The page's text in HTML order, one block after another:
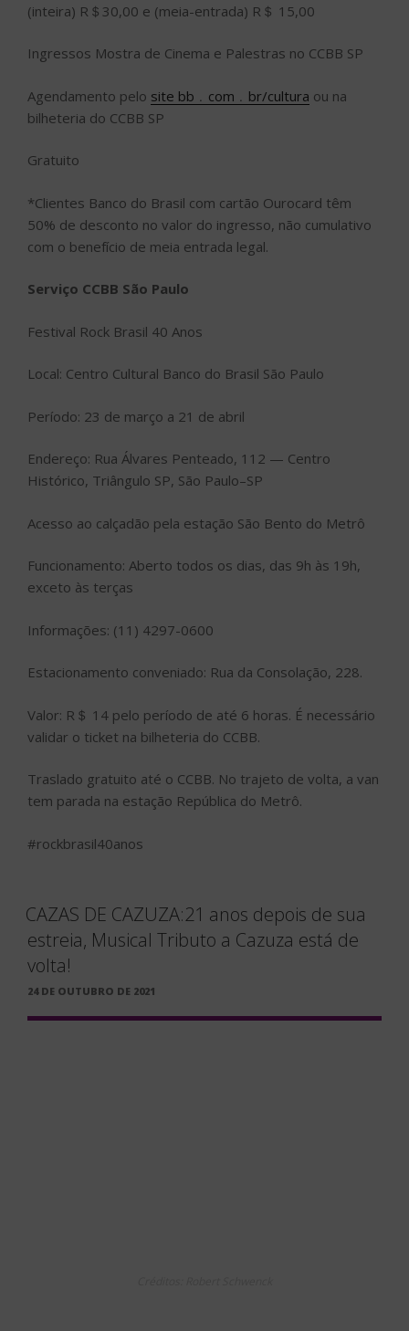
(inteira) R＄30,00 e (meia-entrada) R＄ 15,00
Ingressos Mostra de Cinema e Palestras no CCBB SP
Agendamento pelo site bb﹒com﹒br/cultura ou na
bilheteria do CCBB SP
Gratuito
*Clientes Banco do Brasil com cartão Ourocard têm
50% de desconto no valor do ingresso, não cumulativo
com o benefício de meia entrada legal.
Serviço CCBB São Paulo
Festival Rock Brasil 40 Anos
Local: Centro Cultural Banco do Brasil São Paulo
Período: 23 de março a 21 de abril
Endereço: Rua Álvares Penteado, 112 — Centro
Histórico, Triângulo SP, São Paulo–SP
Acesso ao calçadão pela estação São Bento do Metrô
Funcionamento: Aberto todos os dias, das 9h às 19h,
exceto às terças
Informações: (11) 4297-0600
Estacionamento conveniado: Rua da Consolação, 228.
Valor: R＄ 14 pelo período de até 6 horas. É necessário
validar o ticket na bilheteria do CCBB.
Traslado gratuito até o CCBB. No trajeto de volta, a van
tem parada na estação República do Metrô.
#rockbrasil40anos
CAZAS DE CAZUZA:21 anos depois de sua
estreia, Musical Tributo a Cazuza está de
volta!
PUBLICADO
24 DE OUTUBRO DE 2021